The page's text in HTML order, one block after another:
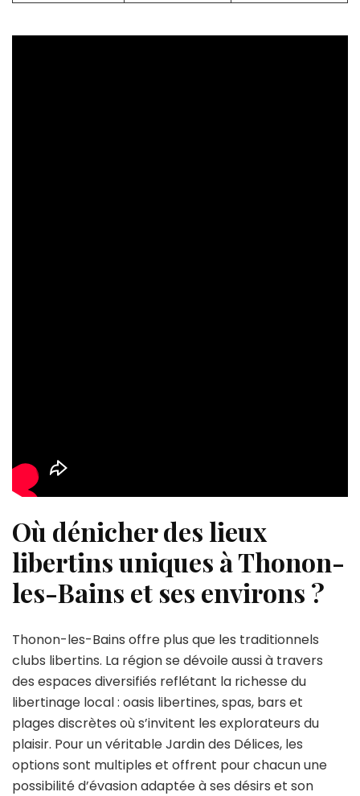
Où dénicher des lieux
libertins uniques à Thonon-
les-Bains et ses environs ?
Thonon-les-Bains offre plus que les traditionnels
clubs libertins. La région se dévoile aussi à travers
des espaces diversifiés reflétant la richesse du
libertinage local : oasis libertines, spas, bars et
plages discrètes où s’invitent les explorateurs du
plaisir. Pour un véritable Jardin des Délices, les
options sont multiples et offrent pour chacun une
possibilité d’évasion adaptée à ses désirs et son